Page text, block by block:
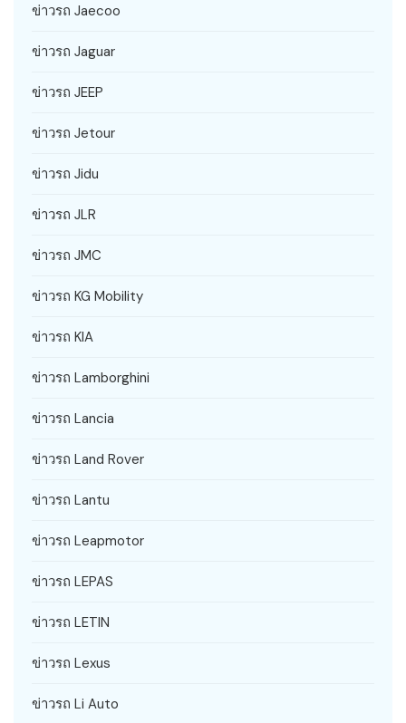
ข่าวรถ Jaecoo
ข่าวรถ Jaguar
ข่าวรถ JEEP
ข่าวรถ Jetour
ข่าวรถ Jidu
ข่าวรถ JLR
ข่าวรถ JMC
ข่าวรถ KG Mobility
ข่าวรถ KIA
ข่าวรถ Lamborghini
ข่าวรถ Lancia
ข่าวรถ Land Rover
ข่าวรถ Lantu
ข่าวรถ Leapmotor
ข่าวรถ LEPAS
ข่าวรถ LETIN
ข่าวรถ Lexus
ข่าวรถ Li Auto